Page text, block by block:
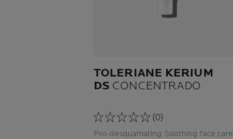
TOLERIANE KERIUM
DS CONCENTRADO
(0)
Pro-desquamating Soothing face care